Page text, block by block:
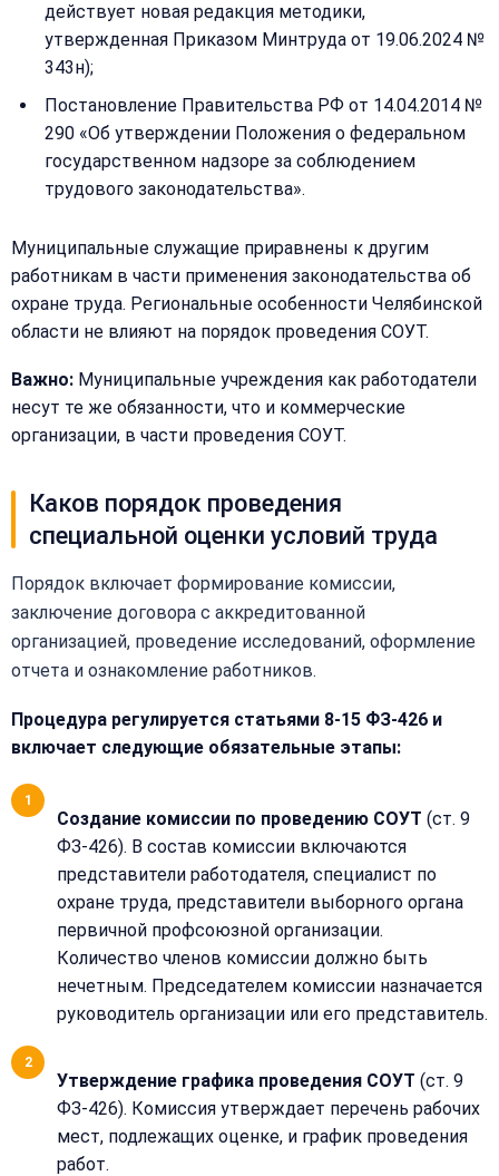
действует новая редакция методики,
утвержденная Приказом Минтруда от 19.06.2024 №
343н);
Постановление Правительства РФ от 14.04.2014 №
290 «Об утверждении Положения о федеральном
государственном надзоре за соблюдением
трудового законодательства».
Муниципальные служащие приравнены к другим
работникам в части применения законодательства об
охране труда. Региональные особенности Челябинской
области не влияют на порядок проведения СОУТ.
Важно: Муниципальные учреждения как работодатели
несут те же обязанности, что и коммерческие
организации, в части проведения СОУТ.
Каков порядок проведения
специальной оценки условий труда
Порядок включает формирование комиссии,
заключение договора с аккредитованной
организацией, проведение исследований, оформление
отчета и ознакомление работников.
Процедура регулируется статьями 8-15 ФЗ-426 и
включает следующие обязательные этапы:
Создание комиссии по проведению СОУТ (ст. 9
ФЗ-426). В состав комиссии включаются
представители работодателя, специалист по
охране труда, представители выборного органа
первичной профсоюзной организации.
Количество членов комиссии должно быть
нечетным. Председателем комиссии назначается
руководитель организации или его представитель.
Утверждение графика проведения СОУТ (ст. 9
ФЗ-426). Комиссия утверждает перечень рабочих
мест, подлежащих оценке, и график проведения
работ.